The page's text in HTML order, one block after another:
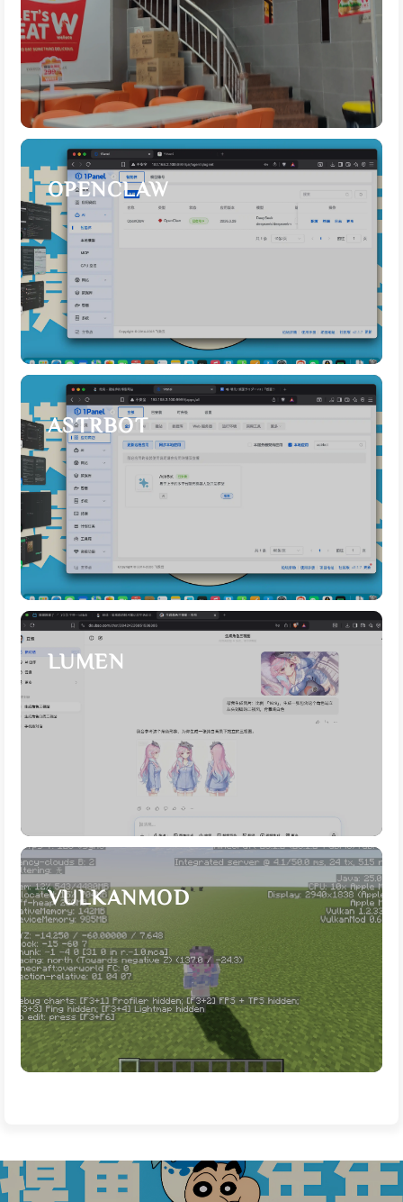
OPENCLAW
ASTRBOT
LUMEN
VULKANMOD